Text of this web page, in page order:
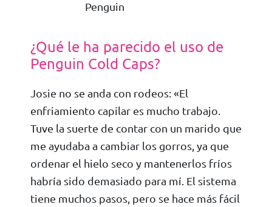
Penguin
¿Qué le ha parecido el uso de
Penguin Cold Caps?
Josie no se anda con rodeos: «El
enfriamiento capilar es mucho trabajo.
Tuve la suerte de contar con un marido que
me ayudaba a cambiar los gorros, ya que
ordenar el hielo seco y mantenerlos fríos
habría sido demasiado para mí. El sistema
tiene muchos pasos, pero se hace más fácil